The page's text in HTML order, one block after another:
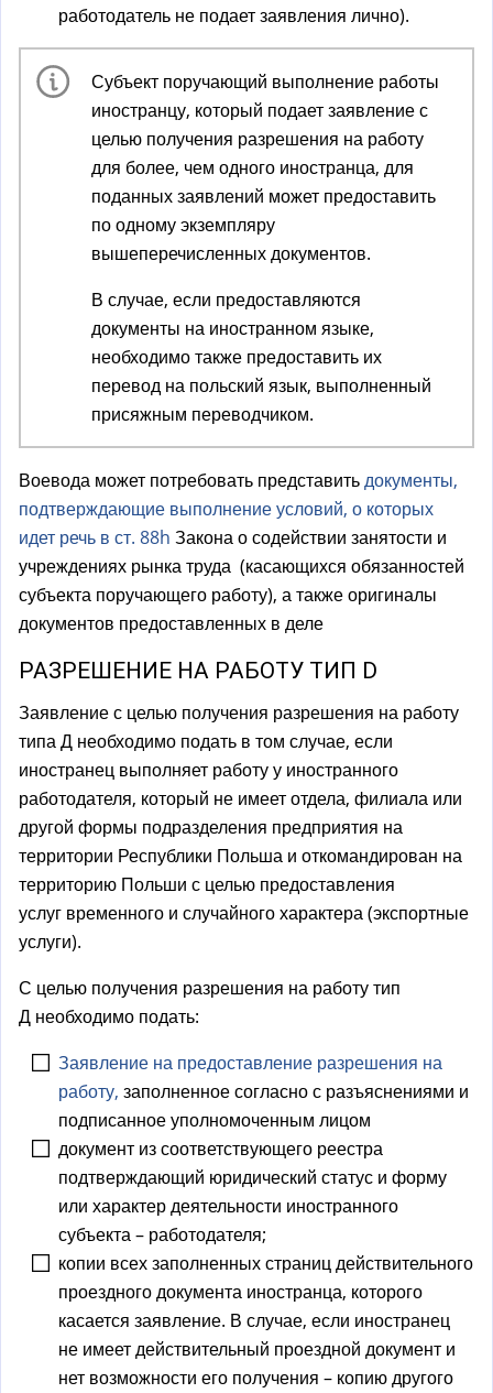
работодатель не подает заявления лично).
Субъект поручающий выполнение работы
иностранцу, который подает заявление с
целью получения разрешения на работу
для более, чем одного иностранца, для
поданных заявлений может предоставить
по одному экземпляру
вышеперечисленных документов.
В случае, если предоставляются
документы на иностранном языке,
необходимо также предоставить их
перевод на польский язык, выполненный
присяжным переводчиком.
Воевода может потребовать представитьдокументы,
подтверждающие выполнение условий, о которых
идет речь в ст. 88h Закона о содействии занятости и
учреждениях рынка труда (касающихся обязанностей
субъекта поручающего работу), а также оригиналы
документов предоставленных в деле
РАЗРЕШЕНИЕ НА РАБОТУ ТИП D
Заявление с целью получения разрешения на работу
типа Д необходимо подать в том случае, если
иностранец выполняет работу у иностранного
работодателя, который не имеет отдела, филиала или
другой формы подразделения предприятия на
территории Республики Польша и откомандирован на
территорию Польши с целью предоставления
услуг временного и случайного характера (экспортные
услуги).
С целью получения разрешения на работу тип
Д необходимо подать:
Заявление на предоставление разрешения на
работу, заполненное согласно с разъяснениями и
подписанное уполномоченным лицом
документ из соответствующего реестра
подтверждающий юридический статус и форму
или характер деятельности иностранного
субъекта – работодателя;
копии всех заполненных страниц действительного
проездного документа иностранца, которого
касается заявление. В случае, если иностранец
не имеет действительный проездной документ и
нет возможности его получения – копию другого